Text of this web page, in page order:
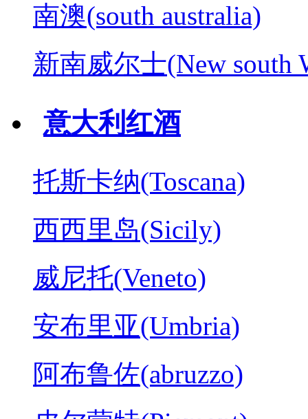
南澳(south australia)
新南威尔士(New south
意大利红酒
托斯卡纳(Toscana)
西西里岛(Sicily)
威尼托(Veneto)
安布里亚(Umbria)
阿布鲁佐(abruzzo)